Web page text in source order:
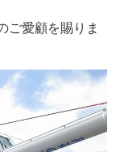
ご愛顧を賜りま